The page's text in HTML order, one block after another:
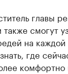
главы
также смогут
на
где